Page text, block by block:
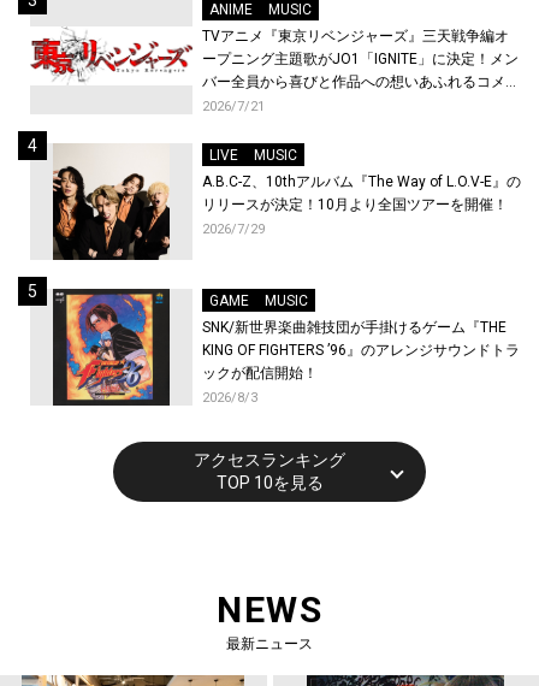
ANIME
MUSIC
TVアニメ『東京リベンジャーズ』三天戦争編オ
ープニング主題歌がJO1「IGNITE」に決定！メン
バー全員から喜びと作品への想いあふれるコメン
トが到着！9月に東京・大阪で先行上映会を開
2026/7/21
LIVE
MUSIC
A.B.C-Z、10thアルバム『The Way of L.O.V-E』の
リリースが決定！10月より全国ツアーを開催！
2026/7/29
GAME
MUSIC
SNK/新世界楽曲雑技団が手掛けるゲーム『THE
KING OF FIGHTERS ’96』のアレンジサウンドトラ
ックが配信開始！
2026/8/3
アクセスランキング
TOP 10を見る
NEWS
最新ニュース